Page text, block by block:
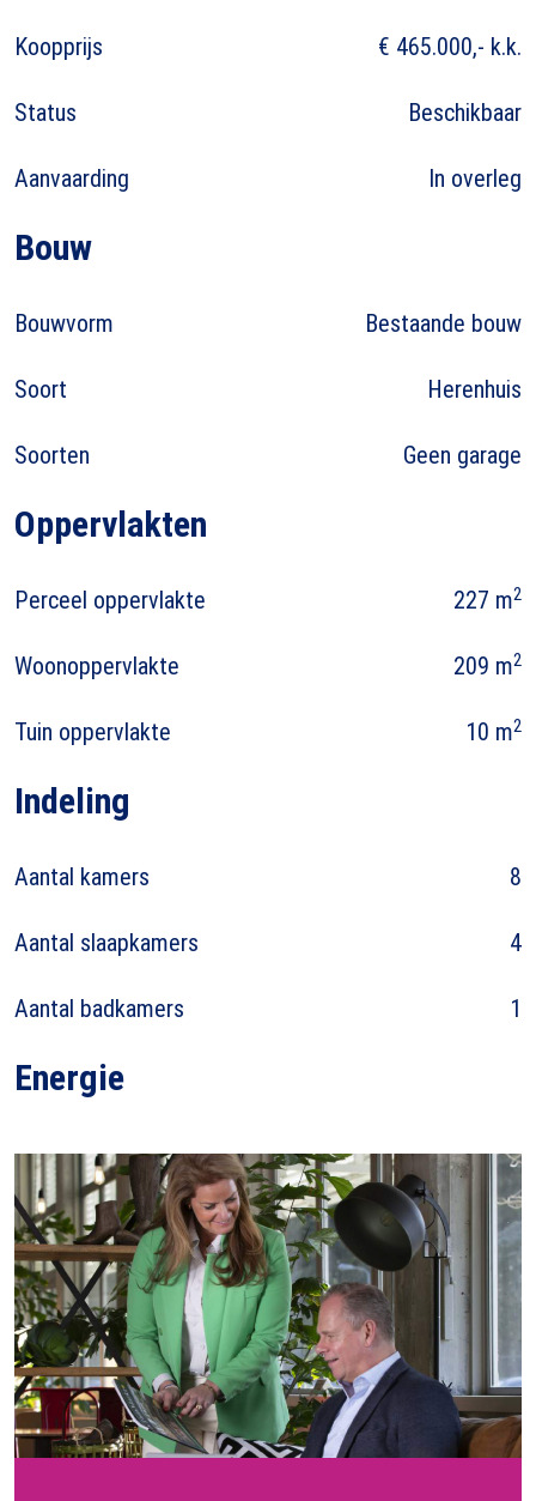
Koopprijs € 465.000,- k.k.
Status Beschikbaar
Aanvaarding In overleg
Bouw
Bouwvorm Bestaande bouw
Soort Herenhuis
Soorten Geen garage
Oppervlakten
Perceel oppervlakte 227 m2
Woonoppervlakte 209 m2
Tuin oppervlakte 10 m2
Indeling
Aantal kamers 8
Aantal slaapkamers 4
Aantal badkamers 1
Energie